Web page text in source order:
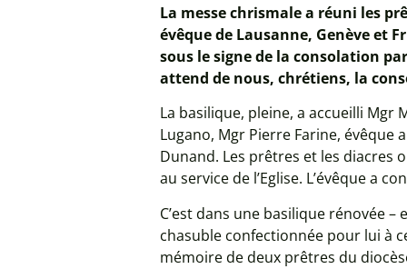
La messe chrismale a réuni les
évêque de Lausanne, Genève et
sous le signe de la consolation
attend de nous, chrétiens, la
La basilique, pleine, a accueilli
Lugano, Mgr Pierre Farine, évêque
Dunand. Les prêtres et les diacres
au service de l’Eglise. L’évêque a
C’est dans une basilique rénovée
chasuble confectionnée pour lui à
mémoire de deux prêtres du